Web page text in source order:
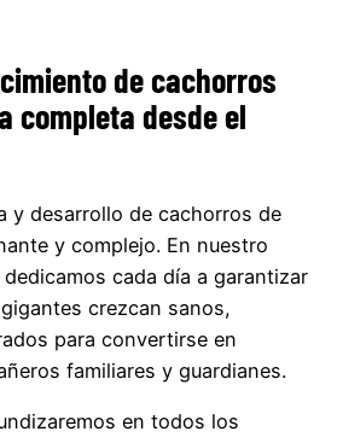
de cachorros
completa desde el
y desarrollo de cachorros de
y complejo. En nuestro
cada día a garantizar
crezcan sanos,
para convertirse en
familiares y guardianes.
en todos los